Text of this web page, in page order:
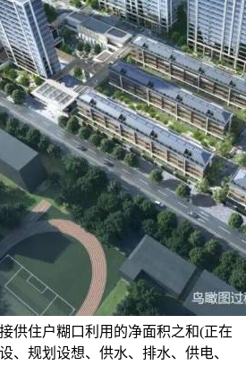
供住户糊口利用的净面积之和(正在
、规划设想、供水、排水、供电、